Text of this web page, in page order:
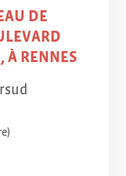
DE
À RENNES
)